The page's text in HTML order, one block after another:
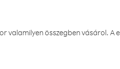
valamilyen összegben vásárol.